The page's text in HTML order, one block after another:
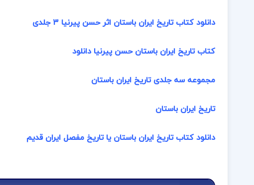
دانلود کتاب تاریخ ایران باستان اثر حسن پیرنیا ۳ جلدی
کتاب تاریخ ایران باستان حسن پیرنیا دانلود
مجموعه سه جلدی تاریخ ایران باستان
تاریخ ایران باستان
دانلود کتاب تاریخ ایران باستان یا تاریخ مفصل ایران قدیم